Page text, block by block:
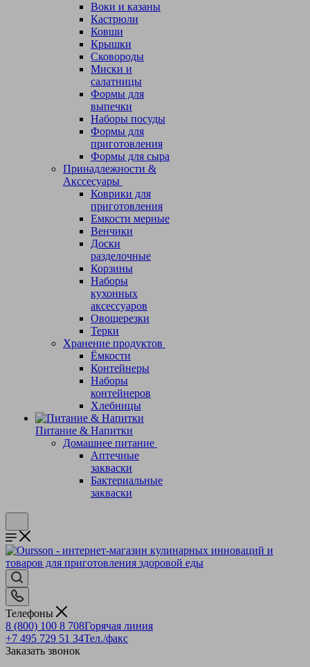
Воки и казаны
Кастрюли
Ковши
Крышки
Сковороды
Миски и
салатницы
Формы для
выпечки
Наборы посуды
Формы для
приготовления
Формы для сыра
Принадлежности &
Акссесуары
Коврики для
приготовления
Емкости мерные
Венчики
Доски
разделочные
Корзины
Наборы
кухонных
аксессуаров
Овощерезки
Терки
Хранение продуктов
Ёмкости
Контейнеры
Наборы
контейнеров
Хлебницы
Питание & Напитки
Домашнее питание
Аптечные
закваски
Бактериальные
закваски
Телефоны
8 (800) 100 8 708Горячая линия
+7 495 729 51 34Тел./факс
Заказать звонок